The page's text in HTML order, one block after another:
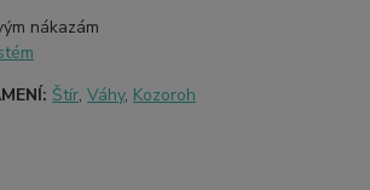
nákazám
Štír,Váhy, Kozoroh